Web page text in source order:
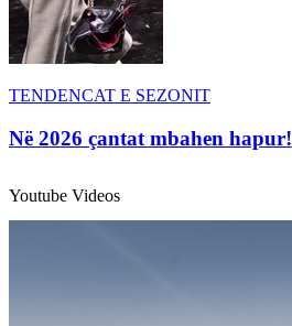
TENDENCAT E SEZONIT
Në 2026 çantat mbahen hapur!
Youtube Videos